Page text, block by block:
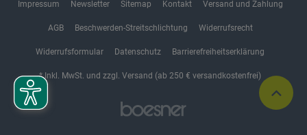
Impressum Newsletter Sitemap Kontakt Versand und Zahlung
AGB Beschwerden-Streitschlichtung Widerrufsrecht
Widerrufsformular Datenschutz Barrierefreiheitserklärung
* Inkl. MwSt. und zzgl. Versand (ab 250 € versandkostenfrei)